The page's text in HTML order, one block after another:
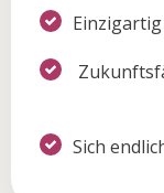
Sich